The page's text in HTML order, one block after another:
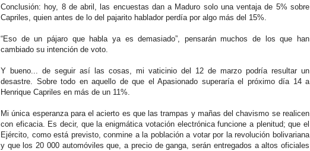
Conclusión: hoy, 8 de abril, las encuestas dan a Maduro solo una ventaja de 5% sobre
Capriles, quien antes de lo del pajarito hablador perdía por algo más del 15%.
“Eso de un pájaro que habla ya es demasiado”, pensarán muchos de los que han
cambiado su intención de voto.
Y bueno... de seguir así las cosas, mi vaticinio del 12 de marzo podría resultar un
desastre. Sobre todo en aquello de que el Apasionado superaría el próximo día 14 a
Henrique Capriles en más de un 11%.
Mi única esperanza para el acierto es que las trampas y mañas del chavismo se realicen
con eficacia. Es decir, que la enigmática votación electrónica funcione a plenitud; que el
Ejército, como está previsto, conmine a la población a votar por la revolución bolivariana
y que los 20 000 automóviles que, a precio de ganga, serán entregados a altos oficiales